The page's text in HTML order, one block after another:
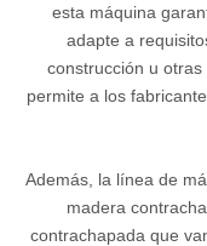
esta máquina
adapte a
construcción u
permite a los
Además, la línea de
madera
contrachapada que